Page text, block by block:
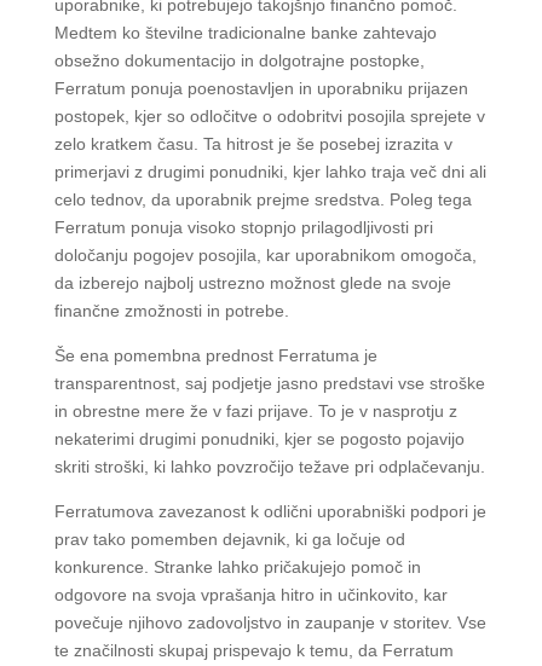
uporabnike, ki potrebujejo takojšnjo finančno pomoč.
Medtem ko številne tradicionalne banke zahtevajo
obsežno dokumentacijo in dolgotrajne postopke,
Ferratum ponuja poenostavljen in uporabniku prijazen
postopek, kjer so odločitve o odobritvi posojila sprejete v
zelo kratkem času. Ta hitrost je še posebej izrazita v
primerjavi z drugimi ponudniki, kjer lahko traja več dni ali
celo tednov, da uporabnik prejme sredstva. Poleg tega
Ferratum ponuja visoko stopnjo prilagodljivosti pri
določanju pogojev posojila, kar uporabnikom omogoča,
da izberejo najbolj ustrezno možnost glede na svoje
finančne zmožnosti in potrebe.
Še ena pomembna prednost Ferratuma je
transparentnost, saj podjetje jasno predstavi vse stroške
in obrestne mere že v fazi prijave. To je v nasprotju z
nekaterimi drugimi ponudniki, kjer se pogosto pojavijo
skriti stroški, ki lahko povzročijo težave pri odplačevanju.
Ferratumova zavezanost k odlični uporabniški podpori je
prav tako pomemben dejavnik, ki ga ločuje od
konkurence. Stranke lahko pričakujejo pomoč in
odgovore na svoja vprašanja hitro in učinkovito, kar
povečuje njihovo zadovoljstvo in zaupanje v storitev. Vse
te značilnosti skupaj prispevajo k temu, da Ferratum